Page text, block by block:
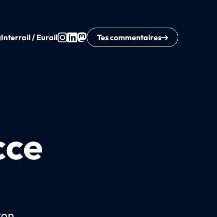
Interrail / Eurail Tes commentaires